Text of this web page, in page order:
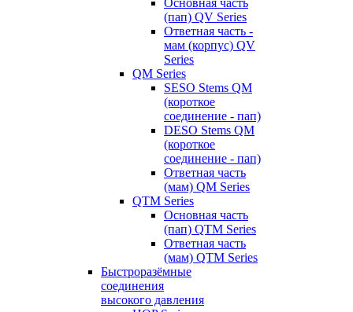
Основная часть
(пап) QV Series
Ответная часть -
мам (корпус) QV
Series
QM Series
SESO Stems QM
(короткое
соединение - пап)
DESO Stems QM
(короткое
соединение - пап)
Ответная часть
(мам) QM Series
QTM Series
Основная часть
(пап) QTM Series
Ответная часть
(мам) QTM Series
Быстроразёмные
соединения
высокого давления